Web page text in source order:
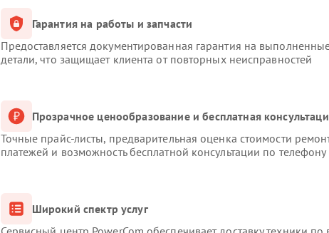
Гарантия на работы и запчасти
Предоставляется документированная гарантия на
детали, что защищает клиента от повторных неисправностей
Прозрачное ценообразование и бесплатная
Точные прайс-листы, предварительная оценка стоимости
платежей и возможность бесплатной консультации по
Широкий спектр услуг